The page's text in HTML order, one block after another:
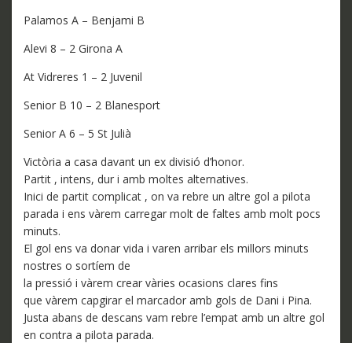
Palamos A – Benjami B
Alevi 8 – 2 Girona A
At Vidreres 1 – 2 Juvenil
Senior B 10 – 2 Blanesport
Senior A 6 – 5 St Julià
Victòria a casa davant un ex divisió d’honor.
Partit , intens, dur i amb moltes alternatives.
Inici de partit complicat , on va rebre un altre gol a pilota
parada i ens vàrem carregar molt de faltes amb molt pocs
minuts.
El gol ens va donar vida i varen arribar els millors minuts
nostres o sortíem de
la pressió i vàrem crear vàries ocasions clares fins
que vàrem capgirar el marcador amb gols de Dani i Pina.
Justa abans de descans vam rebre l’empat amb un altre gol
en contra a pilota parada.